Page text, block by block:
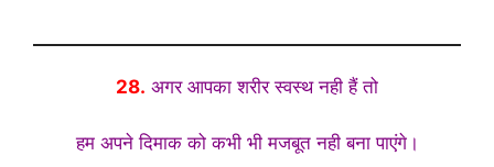
28. अगर आपका शरीर स्वस्थ नही हैं तो
हम अपने दिमाक को कभी भी मजबूत नही बना पाएंगे।